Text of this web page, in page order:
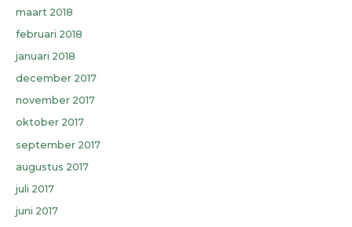
maart 2018
februari 2018
januari 2018
december 2017
november 2017
oktober 2017
september 2017
augustus 2017
juli 2017
juni 2017